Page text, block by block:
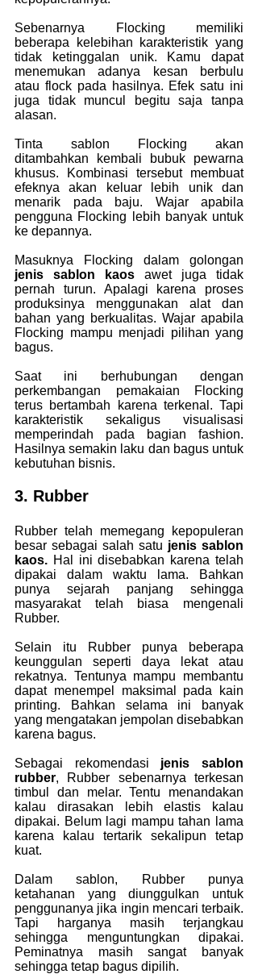
Sebenarnya Flocking memiliki
beberapa kelebihan karakteristik yang
tidak ketinggalan unik. Kamu dapat
menemukan adanya kesan berbulu
atau flock pada hasilnya. Efek satu ini
juga tidak muncul begitu saja tanpa
alasan.
Tinta sablon Flocking akan
ditambahkan kembali bubuk pewarna
khusus. Kombinasi tersebut membuat
efeknya akan keluar lebih unik dan
menarik pada baju. Wajar apabila
pengguna Flocking lebih banyak untuk
ke depannya.
Masuknya Flocking dalam golongan
jenis sablon kaos awet juga tidak
pernah turun. Apalagi karena proses
produksinya menggunakan alat dan
bahan yang berkualitas. Wajar apabila
Flocking mampu menjadi pilihan yang
bagus.
Saat ini berhubungan dengan
perkembangan pemakaian Flocking
terus bertambah karena terkenal. Tapi
karakteristik sekaligus visualisasi
memperindah pada bagian fashion.
Hasilnya semakin laku dan bagus untuk
kebutuhan bisnis.
3. Rubber
Rubber telah memegang kepopuleran
besar sebagai salah satu jenis sablon
kaos. Hal ini disebabkan karena telah
dipakai dalam waktu lama. Bahkan
punya sejarah panjang sehingga
masyarakat telah biasa mengenali
Rubber.
Selain itu Rubber punya beberapa
keunggulan seperti daya lekat atau
rekatnya. Tentunya mampu membantu
dapat menempel maksimal pada kain
printing. Bahkan selama ini banyak
yang mengatakan jempolan disebabkan
karena bagus.
Sebagai rekomendasi jenis sablon
rubber, Rubber sebenarnya terkesan
timbul dan melar. Tentu menandakan
kalau dirasakan lebih elastis kalau
dipakai. Belum lagi mampu tahan lama
karena kalau tertarik sekalipun tetap
kuat.
Dalam sablon, Rubber punya
ketahanan yang diunggulkan untuk
penggunanya jika ingin mencari terbaik.
Tapi harganya masih terjangkau
sehingga menguntungkan dipakai.
Peminatnya masih sangat banyak
sehingga tetap bagus dipilih.